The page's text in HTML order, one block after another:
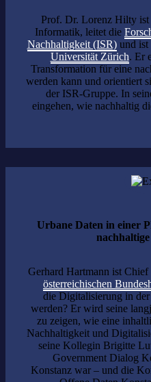
Prof. Dr. Lorenz Hilty ist
Informatik, leitet die
Nachhaltigkeit (ISR)und ist
Universität Zürich. Er
Transformation für eine
werden kann und orientiert
der ISR-Gruppe. In
eingehen, wie nachhaltig
Urbane Daten in einer
Gerhard Hartmann ist
österreichischen
die Digitalisierung in
werden? Er wird seine
zu zeigen, wie eine
Nachhaltigkeit und
seine Kollegin Brigitte
Government Dialog
Konstanz war – und die